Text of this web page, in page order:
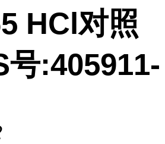
HCl对照
号:405911-